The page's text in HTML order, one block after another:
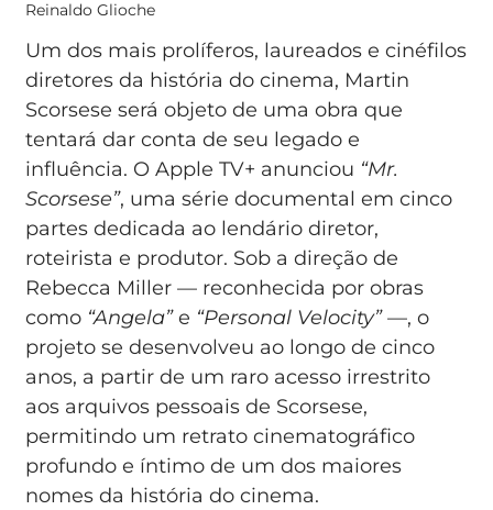
Reinaldo Glioche
Um dos mais prolíferos, laureados e cinéfilos
diretores da história do cinema, Martin
Scorsese será objeto de uma obra que
tentará dar conta de seu legado e
influência. O Apple TV+ anunciou “Mr.
Scorsese”, uma série documental em cinco
partes dedicada ao lendário diretor,
roteirista e produtor. Sob a direção de
Rebecca Miller — reconhecida por obras
como “Angela”e “Personal Velocity”—, o
projeto se desenvolveu ao longo de cinco
anos, a partir de um raro acesso irrestrito
aos arquivos pessoais de Scorsese,
permitindo um retrato cinematográfico
profundo e íntimo de um dos maiores
nomes da história do cinema.